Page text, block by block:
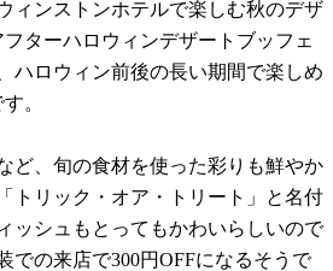
ィンストンホテルで楽しむ秋のデザ
ターハロウィンデザートブッフェ
ハロウィン前後の長い期間で楽しめ
。
ど、旬の食材を使った彩りも鮮やか
リック・オア・トリート」と名付
ッシュもとってもかわいらしいので
での来店で300円OFFになるそうで